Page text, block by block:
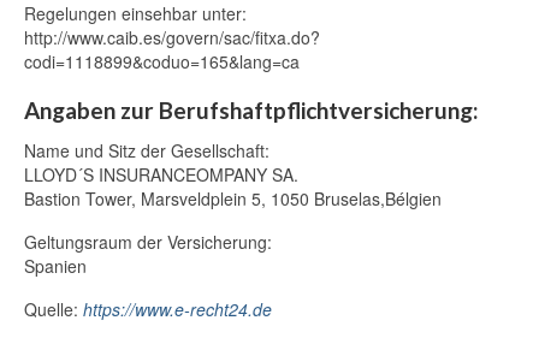
100 % Mallorquinisch
La Balanguera: Die offizielle Hymne
Mallorcas
Die Ensaimada von Mallorca : Geschichte,
Tradition und Genuss
der Antike
Regelungen einsehbar unter:
http://www.caib.es/govern/sac/fitxa.do?
codi=1118899&coduo=165&lang=ca
Angaben zur Berufshaftpflichtversicherung:
Name und Sitz der Gesellschaft:
LLOYD´S INSURANCEOMPANY SA.
Bastion Tower, Marsveldplein 5, 1050 Bruselas,Bélgien
Geltungsraum der Versicherung:
Spanien
Quelle: https://www.e-recht24.de